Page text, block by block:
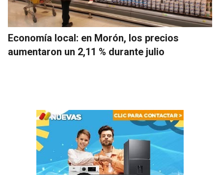
Economía local: en Morón, los precios
aumentaron un 2,11 % durante julio